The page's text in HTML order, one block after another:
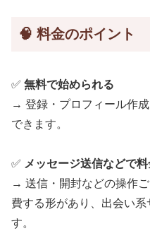
🧠 料金のポイント
✅ 無料で始められる
→ 登録・プロフィール作
できます。
✅ メッセージ送信などで料
→ 送信・開封などの操作
費する形があり、出会い
す。